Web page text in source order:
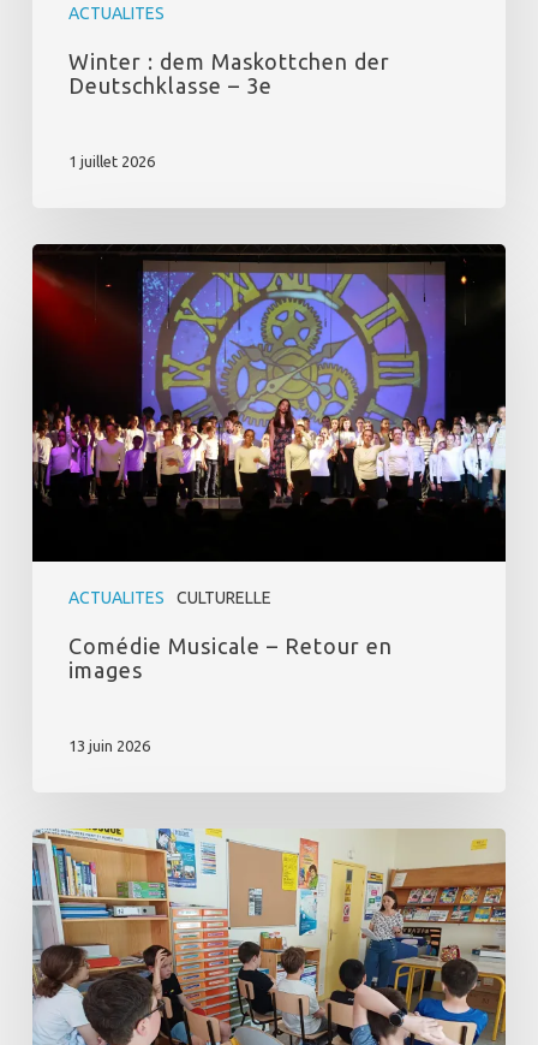
ACTUALITES
Winter : dem Maskottchen der
Deutschklasse – 3e
1 juillet 2026
ACTUALITES CULTURELLE
Comédie
Musicale
–
Retour
Comédie Musicale – Retour en
images
13 juin 2026
Midi
des
métiers
–
Parcours
avenir